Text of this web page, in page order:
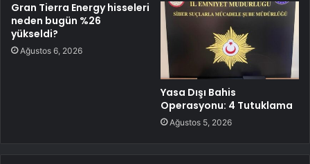
Gran Tierra Energy hisseleri
neden bugün %26
yükseldi?
Ağustos 6, 2026
Yasa Dışı Bahis
Operasyonu: 4 Tutuklama
Ağustos 5, 2026